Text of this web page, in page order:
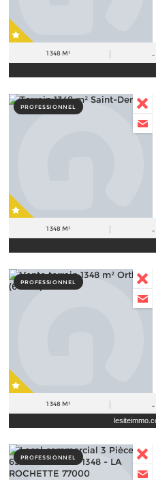
1 348 M² -
PROFESSIONNEL
1 348 M² -
PROFESSIONNEL
1 348 M² -
PROFESSIONNEL